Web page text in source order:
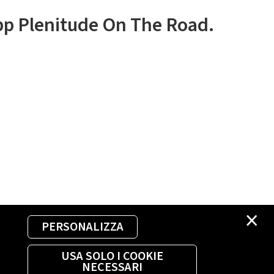
×
PERSONALIZZA
USA SOLO I COOKIE
NECESSARI
Plenitude On The Road.